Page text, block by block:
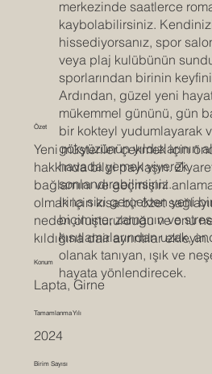
merkezinde saatlerce
kaybolabilirsiniz.
hissediyorsanız, spor
veya plaj kulübünün
sporlarından birinin
Ardından, güzel yeni
mükemmel gününü, gün
bir kokteyl yudumlayarak
gökyüzünün yıldızlarının
havada yemek yiyerek
sonlandırabilirsiniz.
Irina sizi gerçekten yeni
biçimine, zamanın ve
kısıtlamalarından uzak,
olanak tanıyan, ışık ve
hayata yönlendirecek.
Özet
Yeni müşteriler çekmek için
hakkında bilgi paylaşın.
bağlamını ve geçmişini
olmak için kısa bir özet
neden oluşturulduğu ve onu
kıldığına dair ayrıntılar ekleyin.
Konum
Lapta, Girne
Tamamlanma Yılı
2024
Birim Sayısı